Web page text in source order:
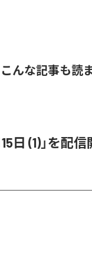
こんな記事も読
日 (1)」を配